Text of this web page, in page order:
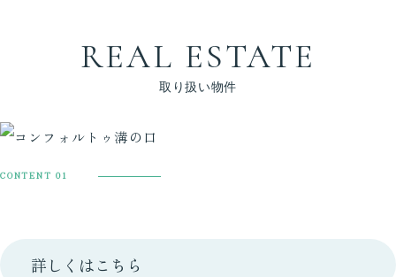
REAL ESTATE
取り扱い物件
CONTENT 01
詳しくはこちら